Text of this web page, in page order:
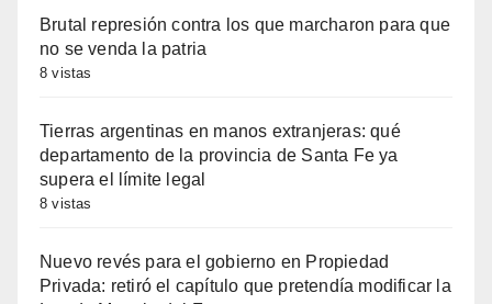
Brutal represión contra los que marcharon para que
no se venda la patria
8 vistas
Tierras argentinas en manos extranjeras: qué
departamento de la provincia de Santa Fe ya
supera el límite legal
8 vistas
Nuevo revés para el gobierno en Propiedad
Privada: retiró el capítulo que pretendía modificar la